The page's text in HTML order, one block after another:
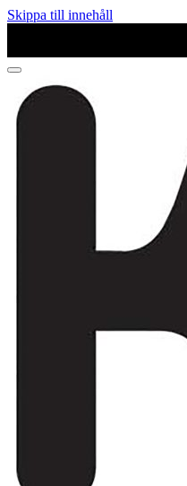
Skippa till innehåll